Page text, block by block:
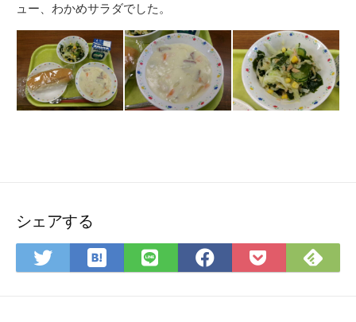
ュー、わかめサラダでした。
シェアする
Twitter
は
LINE Facebook
Pocket
Feedly